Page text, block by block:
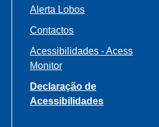
Alerta Lobos
Contactos
Acessibilidades - Acess
Monitor
Declaração de
Acessibilidades